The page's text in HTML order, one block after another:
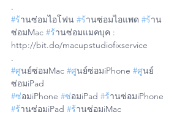
.
#ร้านซ่อมไอโฟน #ร้านซ่อมไอแพด #ร้าน
ซ่อมMac #ร้านซ่อมแมคบุค :
http://bit.do/macupstudiofixservice
.
#ศูนย์ซ่อมMac #ศูนย์ซ่อมiPhone #ศูนย์
ซ่อมiPad
#ซ่อมiPhone #ซ่อมiPad #ร้านซ่อมiPhone
#ร้านซ่อมiPad #ร้านซ่อมiMac